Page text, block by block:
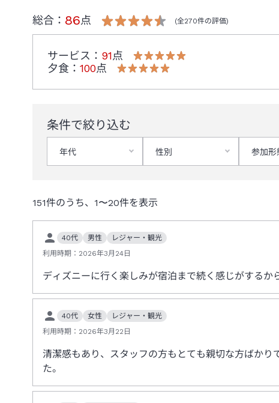
再開については、決まり次第お知らせいたします。
以下の日程はハッピーエントリーご利用の対象外となります。
・2026年9月15日(火)、16日(水)、19日(土)
2026年7月1日（水）～2027年3月（予定）の期間、断続的に
総合： 86点 (全270件の評価)
サービス ： 91点
夕食 ： 100点
条件で絞り込む
年代 性別 参加形
151件のうち、 1〜20件を表示
40代 男性
レジャー・観光
利用時期： 2026年3月24日
ディズニーに行く楽しみが宿泊まで続く感じがするか
40代 女性
レジャー・観光
利用時期： 2026年3月22日
清潔感もあり、スタッフの方もとても親切な方ばか
た。